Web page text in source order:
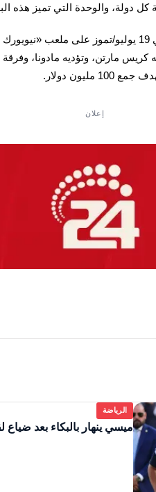
دولة، والوحدة التي تميز هذه
كما أعلن الفيفا أن نهائي البطولة المقر في 19
دولار.
إعلان
الرياضة
ميسي ينهار بالبكاء بعد ضياع